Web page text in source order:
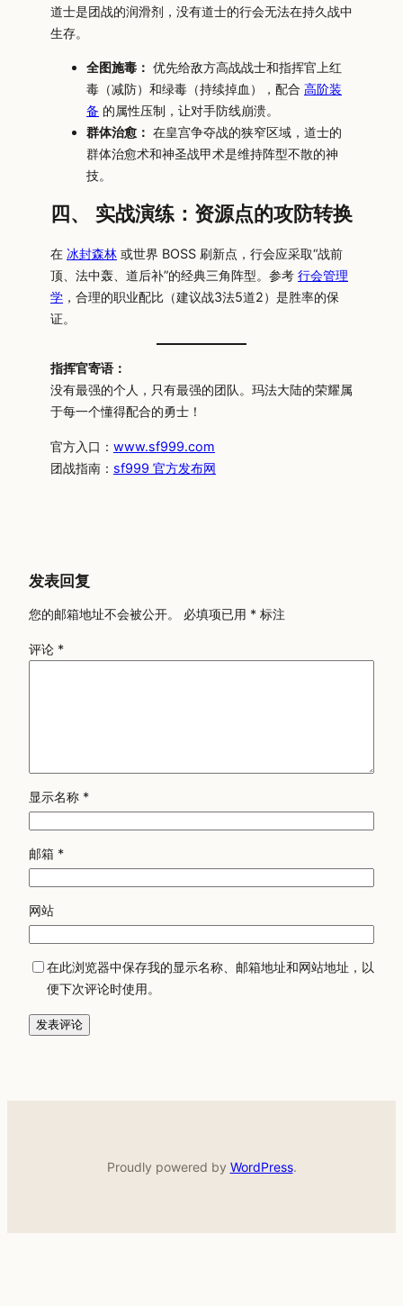
道士是团战的润滑剂，没有道士的行会无法在持久战中
生存。
全图施毒： 优先给敌方高战战士和指挥官上红
毒（减防）和绿毒（持续掉血），配合 高阶装
备 的属性压制，让对手防线崩溃。
群体治愈： 在皇宫争夺战的狭窄区域，道士的
群体治愈术和神圣战甲术是维持阵型不散的神
技。
四、 实战演练：资源点的攻防转换
在 冰封森林 或世界 BOSS 刷新点，行会应采取“战前
顶、法中轰、道后补”的经典三角阵型。参考 行会管理
学 ，合理的职业配比（建议战3法5道2）是胜率的保
证。
指挥官寄语：
没有最强的个人，只有最强的团队。玛法大陆的荣耀属
于每一个懂得配合的勇士！
官方入口： www.sf999.com
团战指南： sf999 官方发布网
发表回复
您的邮箱地址不会被公开。 必填项已用 * 标注
评论 *
显示名称 *
邮箱 *
网站
在此浏览器中保存我的显示名称、邮箱地址和网站地址，以
便下次评论时使用。
Proudly powered by WordPress.